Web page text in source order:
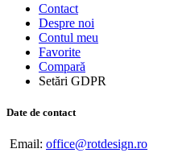
Contact
Despre noi
Contul meu
Favorite
Compară
Setări GDPR
Date de contact
Email: office@rotdesign.ro